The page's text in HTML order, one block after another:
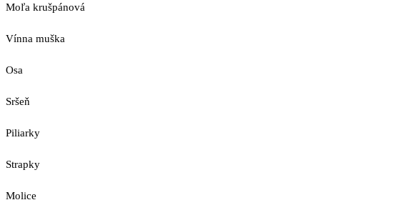
Moľa krušpánová
Vínna muška
Osa
Sršeň
Piliarky
Strapky
Molice